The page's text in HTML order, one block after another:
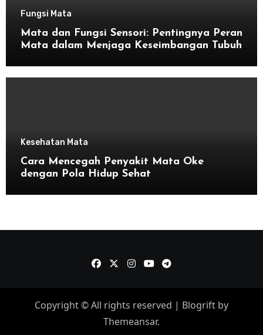
Fungsi Mata
Mata dan Fungsi Sensori: Pentingnya Peran
Mata dalam Menjaga Keseimbangan Tubuh
Kesehatan Mata
Cara Mencegah Penyakit Mata Oke
dengan Pola Hidup Sehat
Copyright © All rights reserved | Blogrift by
Themeansar.